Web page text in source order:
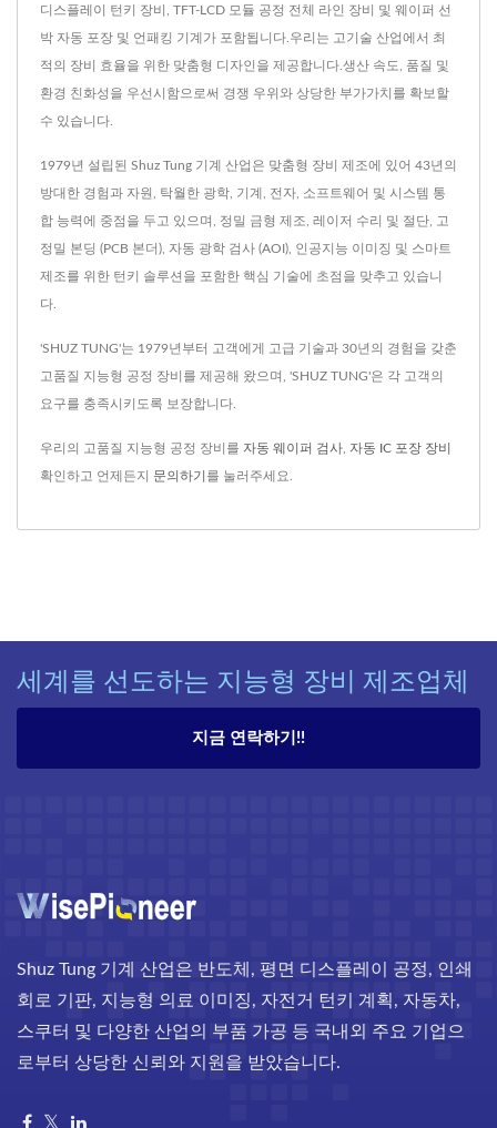
디스플레이 턴키 장비, TFT-LCD 모듈 공정 전체 라인 장비 및 웨이퍼 선
박 자동 포장 및 언패킹 기계가 포함됩니다.우리는 고기술 산업에서 최
적의 장비 효율을 위한 맞춤형 디자인을 제공합니다.생산 속도, 품질 및
환경 친화성을 우선시함으로써 경쟁 우위와 상당한 부가가치를 확보할
수 있습니다.
1979년 설립된 Shuz Tung 기계 산업은 맞춤형 장비 제조에 있어 43년의
방대한 경험과 자원, 탁월한 광학, 기계, 전자, 소프트웨어 및 시스템 통
합 능력에 중점을 두고 있으며, 정밀 금형 제조, 레이저 수리 및 절단, 고
정밀 본딩 (PCB 본더), 자동 광학 검사 (AOI), 인공지능 이미징 및 스마트
제조를 위한 턴키 솔루션을 포함한 핵심 기술에 초점을 맞추고 있습니
다.
'SHUZ TUNG'는 1979년부터 고객에게 고급 기술과 30년의 경험을 갖춘
고품질 지능형 공정 장비를 제공해 왔으며, 'SHUZ TUNG'은 각 고객의
요구를 충족시키도록 보장합니다.
우리의 고품질 지능형 공정 장비를 자동 웨이퍼 검사 자동 IC 포장 장비
확인하고 언제든지 문의하기 를 눌러주세요.
세계를 선도하는 지능형 장비 제조업체
지금 연락하기!!
Shuz Tung 기계 산업은 반도체, 평면 디스플레이 공정, 인쇄
회로 기판, 지능형 의료 이미징, 자전거 턴키 계획, 자동차,
스쿠터 및 다양한 산업의 부품 가공 등 국내외 주요 기업으
로부터 상당한 신뢰와 지원을 받았습니다.